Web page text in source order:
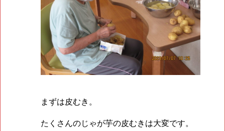
まずは皮むき。
たくさんのじゃが芋の皮むきは大変です。